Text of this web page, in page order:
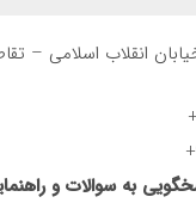
انقلاب اسلامی – تقاطع
به سوالات و راهنمایی مسافر